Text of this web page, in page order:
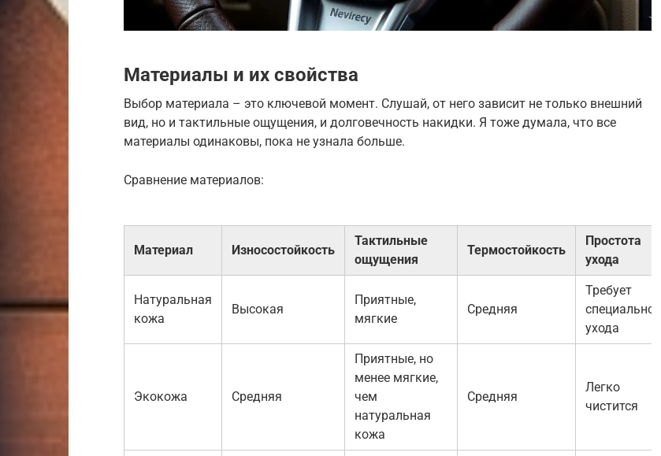
Материалы и их свойства
Выбор материала – это ключевой момент. Слушай, от него зависит не только внешний
вид, но и тактильные ощущения, и долговечность накидки. Я тоже думала, что все
материалы одинаковы, пока не узнала больше.
Сравнение материалов:
Материал Износостойкость
Тактильные
ощущения
Термостойкость
Простота
ухода
Натуральная
кожа
Высокая
Приятные,
мягкие
Средняя
Требует
специального
ухода
Экокожа Средняя
Приятные, но
менее мягкие,
чем
натуральная
кожа
Средняя
Легко
чистится